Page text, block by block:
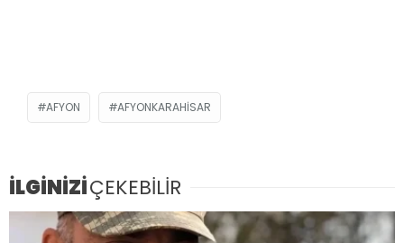
AFYON AFYONKARAHISAR
İLGİNİZİÇEKEBİLİR